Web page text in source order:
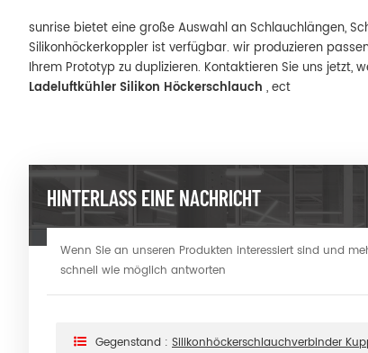
sunrise bietet eine große Auswahl an Schlauchlängen,
Silikonhöckerkoppler ist verfügbar. wir produzieren
Ihrem Prototyp zu duplizieren. Kontaktieren Sie uns jetzt,
Ladeluftkühler Silikon Höckerschlauch , ect
HINTERLASS EINE NACHRICHT
Wenn Sie an unseren Produkten interessiert sind und
schnell wie möglich antworten
Gegenstand : Silikonhöckerschlauchverbinder